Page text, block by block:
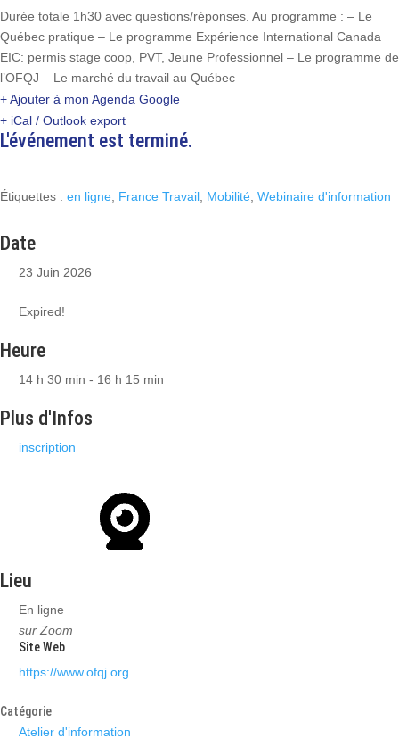
Durée totale 1h30 avec questions/réponses. Au programme : – Le
Québec pratique – Le programme Expérience International Canada
EIC: permis stage coop, PVT, Jeune Professionnel – Le programme de
l’OFQJ – Le marché du travail au Québec
+ Ajouter à mon Agenda Google
+ iCal / Outlook export
L'événement est terminé.
Étiquettes : en ligne France Travail Mobilité Webinaire d'information
Date
23 Juin 2026
Expired!
Heure
14 h 30 min - 16 h 15 min
Plus d'Infos
inscription
Lieu
En ligne
sur Zoom
Site Web
https://www.ofqj.org
Catégorie
Atelier d'information